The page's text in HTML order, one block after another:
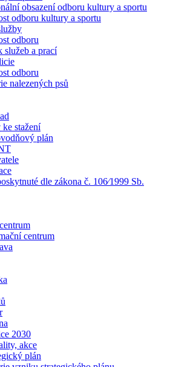
obsazení odboru kultury a sportu
odboru kultury a sportu
odboru
služeb a prací
odboru
nalezených psů
stažení
plán
dle zákona č. 106⁄1999 Sb.
centrum
2030
akce
plán